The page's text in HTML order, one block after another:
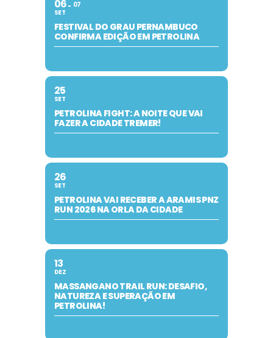
06
SET
07
FESTIVAL DO GRAU PERNAMBUCO
CONFIRMA EDIÇÃO EM PETROLINA
25
SET
PETROLINA FIGHT: A NOITE QUE VAI
FAZER A CIDADE TREMER!
26
SET
PETROLINA VAI RECEBER A ARAMIS PNZ
RUN 2026 NA ORLA DA CIDADE
13
DEZ
MASSANGANO TRAIL RUN: DESAFIO,
NATUREZA E SUPERAÇÃO EM
PETROLINA!